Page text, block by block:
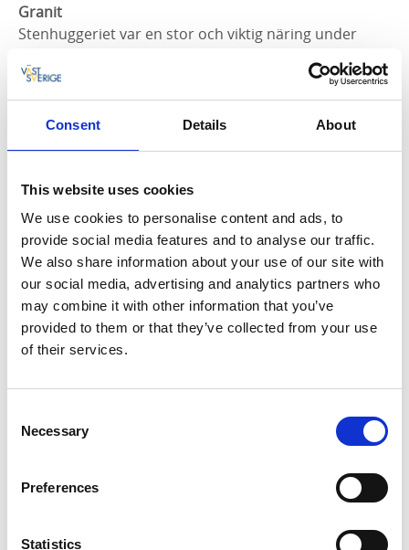
Consent Details About
This website uses cookies
We use cookies to personalise content and ads, to
provide social media features and to analyse our traffic.
We also share information about your use of our site with
our social media, advertising and analytics partners who
may combine it with other information that you’ve
provided to them or that they’ve collected from your use
of their services.
Selection
Necessary
Preferences
Statistics
Granit
Stenhuggeriet var en stor och viktig näring under
Här bröts den s.k. Hitlerstenen som Hitler beställde
till sitt "segermonument". Denna sten användes
senare för att forma en badplats som Stenbryggan
Graniten finns i flera fina konstverk som man kan
stenhuggarna arbetade förr i tiden kan man besöka
Stenhuggerimuseet. På Udden, i den norra delen av
hamnen, ställs varje år stenkonst från hela världen ut.
Hamnen
Gästhamnen som kan ta emot över 200 båtar är
under sommaren mycket populär och välbesökt.
en fin ställplats med havsutsikt för husbilar.
badplatsen vid Hästedalen med hoppställningen och
mycket annat gör Hunnebostrand till en destination
för hela familjen. På Kulturhuset Hav och Land finns